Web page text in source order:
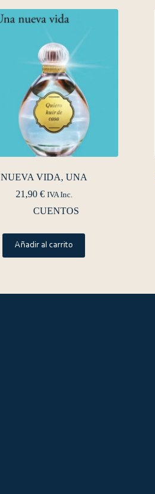
NUEVA VIDA, UNA
21,90 € IVA Inc.
CUENTOS
Añadir al carrito